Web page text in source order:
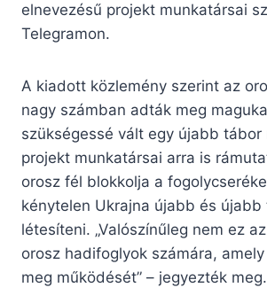
elnevezésű projekt munkatársai
Telegramon.
A kiadott közlemény szerint az
nagy számban adták meg
szükségessé vált egy újabb tábor
projekt munkatársai arra is
orosz fél blokkolja a
kénytelen Ukrajna újabb és
létesíteni. „Valószínűleg nem ez
orosz hadifoglyok számára,
meg működését” – jegyezték meg.